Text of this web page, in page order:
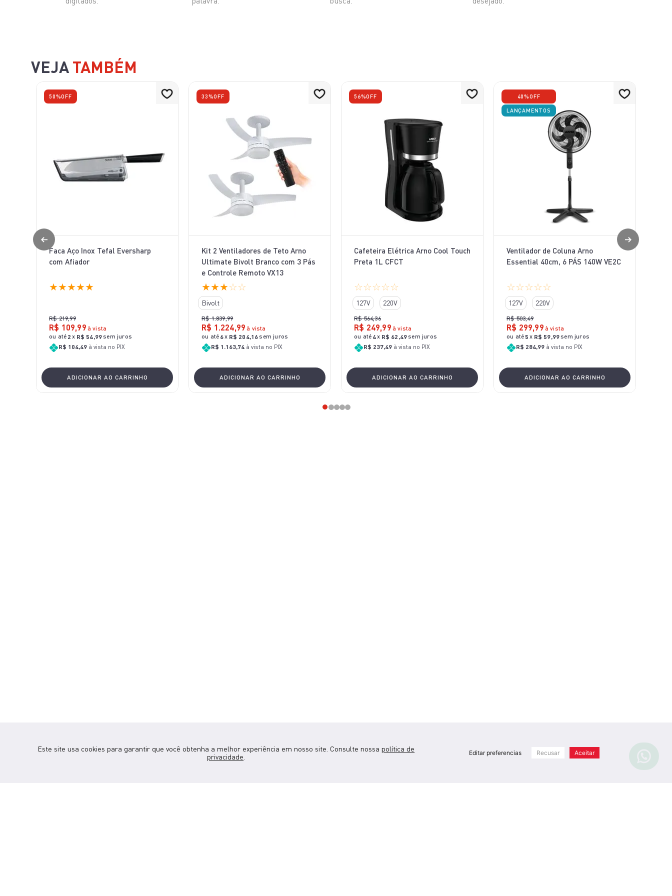
VEJA TAMBÉM
50%OFF
Faca Aço Inox Tefal Eversharp
com Afiador
★★★★★
R$ 219,99
R$ 109,99 à vista
ou até 2 x R$ 54,99sem juros
R$ 104,49 à vista no PIX
ADICIONAR AO CARRINHO
33%OFF
Kit 2 Ventiladores de Teto Arno
Ultimate Bivolt Branco com 3 Pás
e Controle Remoto VX13
★★★☆☆
Bivolt
R$ 1.839,99
R$ 1 .224,99 à vista
ou até 6x R$ 204,16sem juros
R$ 1.163,74 à vista no PIX
ADICIONAR AO CARRINHO
56%OFF
Cafeteira Elétrica Arno Cool Touch
Preta 1L CFCT
☆☆☆☆☆
127V 220V
R$ 564,36
R$ 249,99 à vista
ou até 4x R$ 62 ,49sem juros
R$ 237,49 à vista no PIX
ADICIONAR AO CARRINHO
40%OFF
LANÇAMENTOS
Ventilador de Coluna Arno
Essential 40cm, 6 PÁS 140W VE2C
☆☆☆☆☆
127V 220V
R$ 503,49
R$ 299,99 à vista
ou até 5 x R$ 59,99sem juros
R$ 284,99 à vista no PIX
ADICIONAR AO CARRINHO
Este site usa cookies para garantir que você obtenha a melhor experiência em nosso site. Consulte nossapolítica de
privacidade
Aceitar
Recusar
Editar preferencias
jogo panelas rochedo stone pro
9
vaporizador pure pop
bake easy